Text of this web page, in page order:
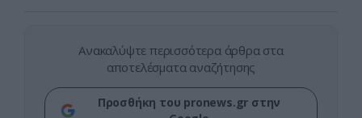
Ανακαλύψτε περισσότερα άρθρα στα
αποτελέσματα αναζήτησης
Προσθήκη του pronews.gr στην